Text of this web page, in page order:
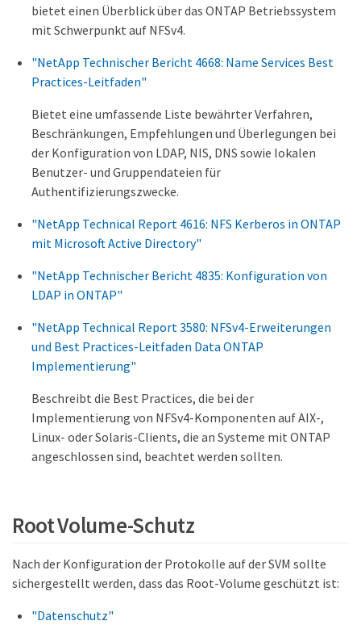
bietet einen Überblick über das ONTAP Betriebssystem
mit Schwerpunkt auf NFSv4.
"NetApp Technischer Bericht 4668: Name Services Best
Practices-Leitfaden"
Bietet eine umfassende Liste bewährter Verfahren,
Beschränkungen, Empfehlungen und Überlegungen bei
der Konfiguration von LDAP, NIS, DNS sowie lokalen
Benutzer- und Gruppendateien für
Authentifizierungszwecke.
"NetApp Technical Report 4616: NFS Kerberos in ONTAP
mit Microsoft Active Directory"
"NetApp Technischer Bericht 4835: Konfiguration von
LDAP in ONTAP"
"NetApp Technical Report 3580: NFSv4-Erweiterungen
und Best Practices-Leitfaden Data ONTAP
Implementierung"
Beschreibt die Best Practices, die bei der
Implementierung von NFSv4-Komponenten auf AIX-,
Linux- oder Solaris-Clients, die an Systeme mit ONTAP
angeschlossen sind, beachtet werden sollten.
Root Volume-Schutz
Nach der Konfiguration der Protokolle auf der SVM sollte
sichergestellt werden, dass das Root-Volume geschützt ist:
"Datenschutz"